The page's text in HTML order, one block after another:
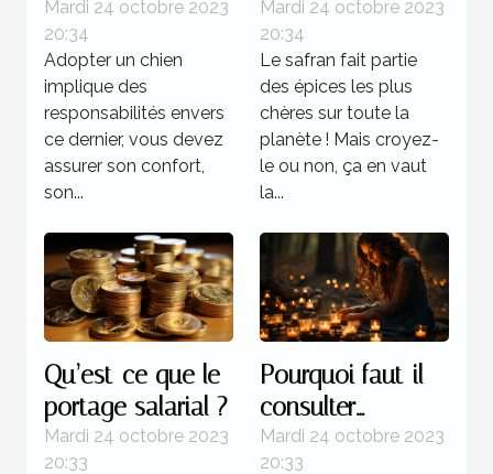
chien est plus
recommandée ?
Mardi 24 octobre 2023
20:34
Adopter un chien
implique des
responsabilités envers
ce dernier, vous devez
assurer son confort,
son...
grâce au safran ?
Mardi 24 octobre 2023
20:34
Le safran fait partie
des épices les plus
chères sur toute la
planète ! Mais croyez-
le ou non, ça en vaut
la...
Qu’est-ce que le
portage salarial ?
Mardi 24 octobre 2023
20:33
Pourquoi faut-il
consulter
l’horoscope ?
Mardi 24 octobre 2023
20:33